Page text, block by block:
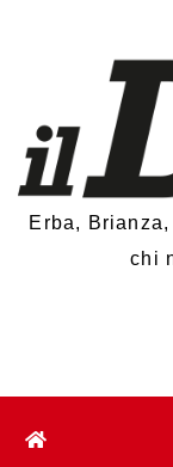
Erba,
chi